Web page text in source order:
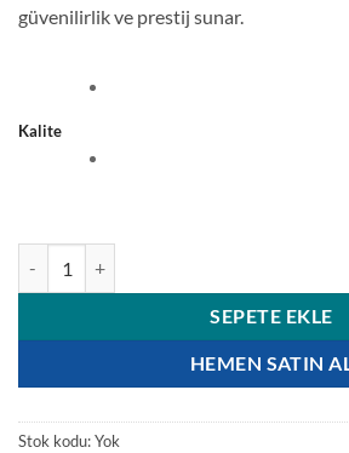
güvenilirlik ve prestij sunar.
Kalite
SEPETE EKLE
HEMEN SATIN AL
Stok kodu:Yok